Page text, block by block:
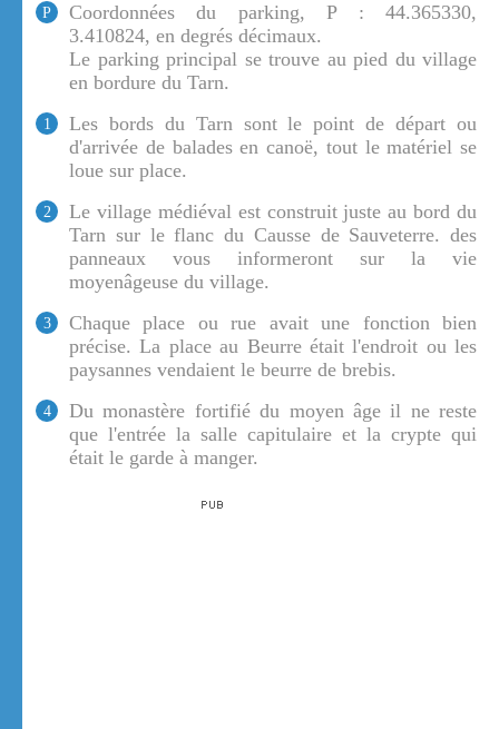
P
Coordonnées du parking, P : 44.365330,
3.410824, en degrés décimaux.
Le parking principal se trouve au pied du village
en bordure du Tarn.
1
Les bords du Tarn sont le point de départ ou
d'arrivée de balades en canoë, tout le matériel se
loue sur place.
2
Le village médiéval est construit juste au bord du
Tarn sur le flanc du Causse de Sauveterre. des
panneaux vous informeront sur la vie
moyenâgeuse du village.
3
Chaque place ou rue avait une fonction bien
précise. La place au Beurre était l'endroit ou les
paysannes vendaient le beurre de brebis.
4
Du monastère fortifié du moyen âge il ne reste
que l'entrée la salle capitulaire et la crypte qui
était le garde à manger.